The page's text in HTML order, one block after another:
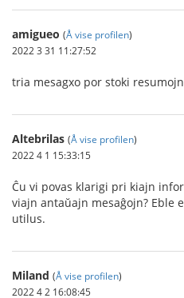
amigueo (Å vise profilen)
2022 3 31 11:27:52
tria mesagxo por stoki
Altebrilas (Å vise profilen)
2022 4 1 15:33:15
Ĉu vi povas klarigi pri kiajn
viajn antaŭajn mesaĝojn? Eble
utilus.
Miland (Å vise profilen)
2022 4 2 16:08:45